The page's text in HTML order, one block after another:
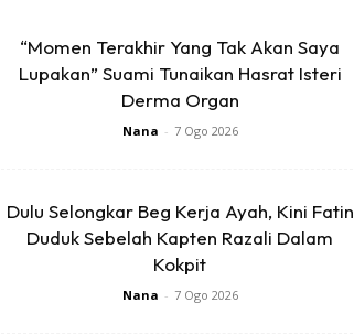
“Momen Terakhir Yang Tak Akan Saya
Lupakan” Suami Tunaikan Hasrat Isteri
Derma Organ
Nana - 7 Ogo 2026
Dulu Selongkar Beg Kerja Ayah, Kini Fatin
Duduk Sebelah Kapten Razali Dalam
Kokpit
Nana - 7 Ogo 2026